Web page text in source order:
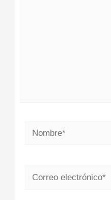
Nombre*
Correo